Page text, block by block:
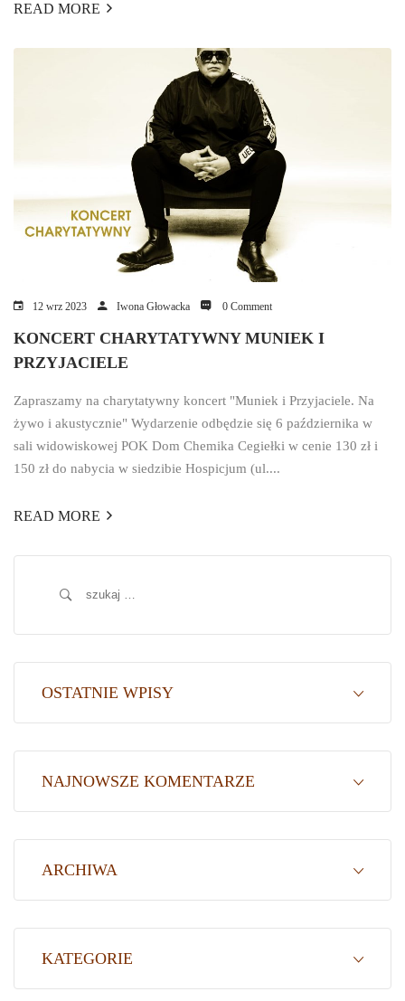
READ MORE
12 wrz 2023 Iwona Głowacka 0 Comment
KONCERT CHARYTATYWNY MUNIEK I
PRZYJACIELE
Zapraszamy na charytatywny koncert "Muniek i Przyjaciele. Na
żywo i akustycznie" Wydarzenie odbędzie się 6 października w
sali widowiskowej POK Dom Chemika Cegiełki w cenie 130 zł i
150 zł do nabycia w siedzibie Hospicjum (ul....
READ MORE
OSTATNIE WPISY
NAJNOWSZE KOMENTARZE
ARCHIWA
KATEGORIE